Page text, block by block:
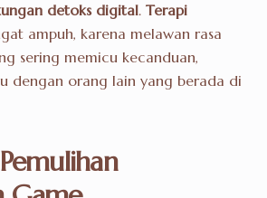
detoks digital. Terapi
ampuh, karena melawan rasa
sering memicu kecanduan,
dengan orang lain yang berada di